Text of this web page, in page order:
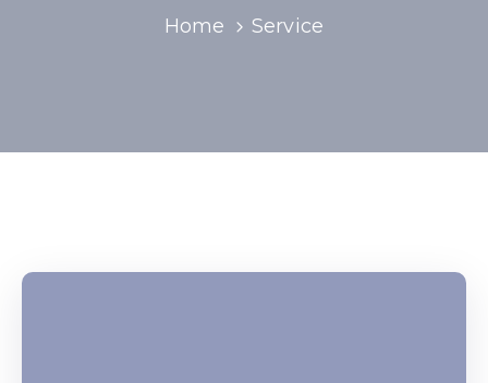
Home Service